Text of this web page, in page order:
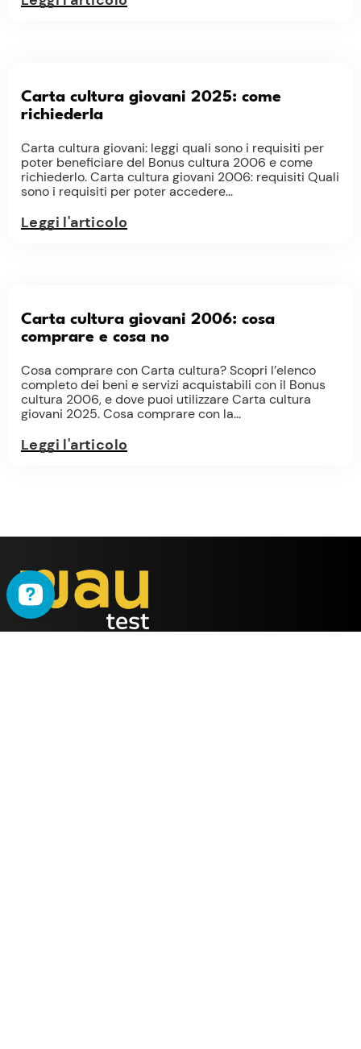
Carta cultura giovani 2025: come
richiederla
Carta cultura giovani: leggi quali sono i requisiti per
poter beneficiare del Bonus cultura 2006 e come
richiederlo. Carta cultura giovani 2006: requisiti Quali
sono i requisiti per poter accedere...
Leggi l'articolo
Carta cultura giovani 2006: cosa
comprare e cosa no
Cosa comprare con Carta cultura? Scopri l’elenco
completo dei beni e servizi acquistabili con il Bonus
cultura 2006, e dove puoi utilizzare Carta cultura
giovani 2025. Cosa comprare con la...
Leggi l'articolo